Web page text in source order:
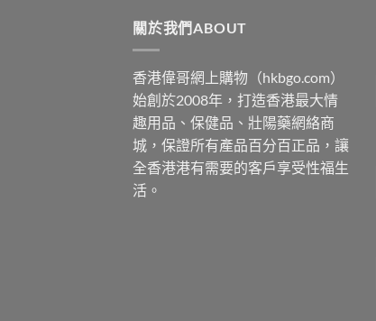
關於我們ABOUT
香港偉哥網上購物（hkbgo.com）
始創於2008年，打造香港最大情
趣用品、保健品、壯陽藥網絡商
城，保證所有產品百分百正品，讓
全香港港有需要的客戶享受性福生
活。